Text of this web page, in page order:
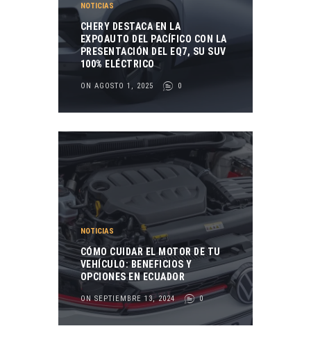
NOTICIAS
CHERY DESTACA EN LA
EXPOAUTO DEL PACÍFICO CON LA
PRESENTACIÓN DEL EQ7, SU SUV
100% ELÉCTRICO
ON AGOSTO 1, 2025 0
NOTICIAS
CÓMO CUIDAR EL MOTOR DE TU
VEHÍCULO: BENEFICIOS Y
OPCIONES EN ECUADOR
ON SEPTIEMBRE 13, 2024 0